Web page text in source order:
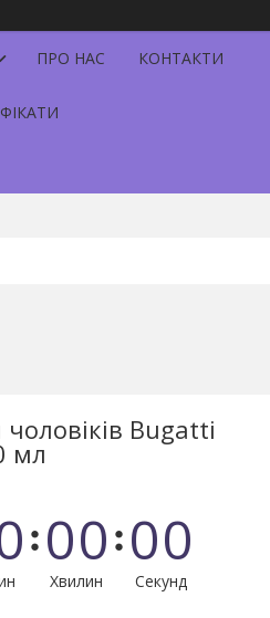
ПРО НАС КОНТАКТИ
Bugatti
мл
00
Хвилин
00
Секунд